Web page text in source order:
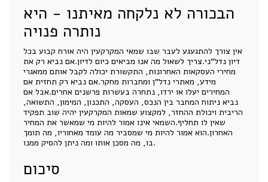
הבכורה לא נלקחה מאיתנו - היא
נותרה פנויה
אין צורך להתגעגע לעבר שבו שמאי המקרקעין היה אורח קבוע בכל
דיון נדל"ני.צריך לשאול מה אנו מביאים כיום לדיון.אם נביא רק את
מחירי העסקאות האחרונות, התקשורת יכולה לקבל אותם ממאגרי
מידע, מאתרי נדל"ן ומחברות מחקר.אם נביא רק תחזית אם
המחירים יעלו או ירדו, נתחרה בעשרות פרשנים אחרים.אבל אם
נביא ניתוח המחבר בין הנכס, העסקה, התכנון, המימון, התשואה,
הריבית ויכולת ההחזר, למקצוע שמאות המקרקעין יהיה שוב תפקיד
שאין לו תחליף.השמאי אינו אמור להיות מי שמאשר את המחיר
האחרון.הוא אמור להיות מי שמסביר מה עומד מאחוריו, מה תומך
בו, מה מסכן אותו ומה ניתן להסיק ממנו.
סיכום